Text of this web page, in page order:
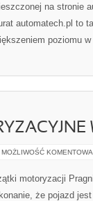
na stronie
automatech.pl to
poziomu
MOŻLIWOŚĆ
motoryzacji
że pojazd